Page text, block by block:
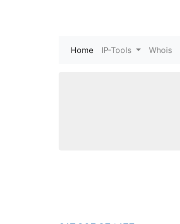
Home (current)
IP-Tools Whois